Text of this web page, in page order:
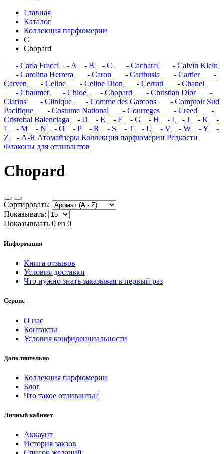
Главная
Каталог
Коллекция парфюмерии
C
Chopard
- Carla Fracci
- A - B - C - Cacharel
- Calvin Klein
- Carolina Herrera
- Caron - Carthusia - Cartier
-
Carven
- Celine - Celine Dion - Cerruti
- Chanel
- Chaumet
- Chloe - Chopard - Christian Dior
-
Clarins
- Clinique - Comme des Garcons
- Comptoir Sud
Pacifique
- Costume National - Courreges - Creed
-
Cristobal Balenciaga
- D - E - F - G - H - I - J - K
-
L
- M - N - O - P - R - S - T - U - V - W - Y
-
Z
- А-Я Атомайзеры Коллекция парфюмерии Редкости
Флаконы для отливантов
Chopard
Сортировать:
Показывать:
Показывыать 0 из 0
Информация
Книга отзывов
Условия доставки
Что нужно знать заказывая в первый раз
Сервис
О нас
Контакты
Условия конфиденциальности
Дополнительно
Коллекция парфюмерии
Блог
Что такое отливанты?
Личный кабинет
Аккаунт
История закзов